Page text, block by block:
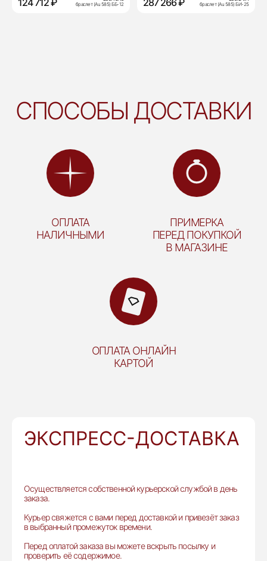
124 712 ₽
браслет (Au 585) ББ-12
287 266 ₽
браслет (Au 585) БИ-25
СПОСОБЫ ДОСТАВКИ
ОПЛАТА
НАЛИЧНЫМИ
ПРИМЕРКА
ПЕРЕД ПОКУПКОЙ
В МАГАЗИНЕ
ОПЛАТА ОНЛАЙН
КАРТОЙ
ЭКСПРЕСС-ДОСТАВКА
Осуществляется собственной курьерской службой в день
заказа.
Курьер свяжется с вами перед доставкой и привезёт заказ
в выбранный промежуток времени.
Перед оплатой заказа вы можете вскрыть посылку и
проверить её содержимое.